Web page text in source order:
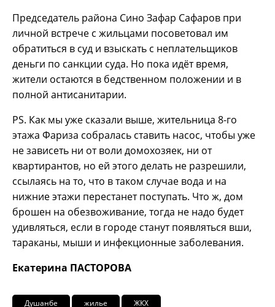
Председатель района Сино Зафар Сафаров при
личной встрече с жильцами посоветовал им
обратиться в суд и взыскать с неплательщиков
деньги по санкции суда. Но пока идёт время,
жители остаются в бедственном положении и в
полной антисанитарии.
PS. Как мы уже сказали выше, жительница 8-го
этажа Фариза собралась ставить насос, чтобы уже
не зависеть ни от воли домохозяек, ни от
квартирантов, но ей этого делать не разрешили,
ссылаясь на то, что в таком случае вода и на
нижние этажи перестанет поступать. Что ж, дом
брошен на обезвоживание, тогда не надо будет
удивляться, если в городе станут появляться вши,
тараканы, мыши и инфекционные заболевания.
Екатерина ПАСТОРОВА
Душанбе жилье ЖКХ